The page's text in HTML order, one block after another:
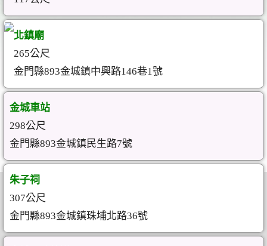
北鎮廟
265公尺
金門縣893金城鎮中興路146巷1號
金城車站
298公尺
金門縣893金城鎮民生路7號
朱子祠
307公尺
金門縣893金城鎮珠埔北路36號